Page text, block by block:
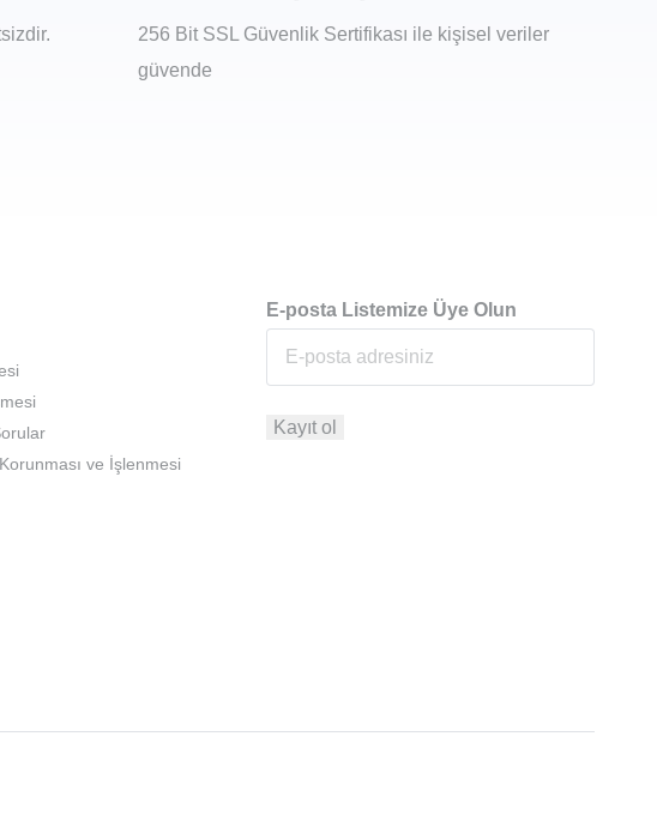
256 Bit SSL Güvenlik Sertifikası ile kişisel veriler
güvende
ve İşlenmesi
E-posta Listemize Üye Olun